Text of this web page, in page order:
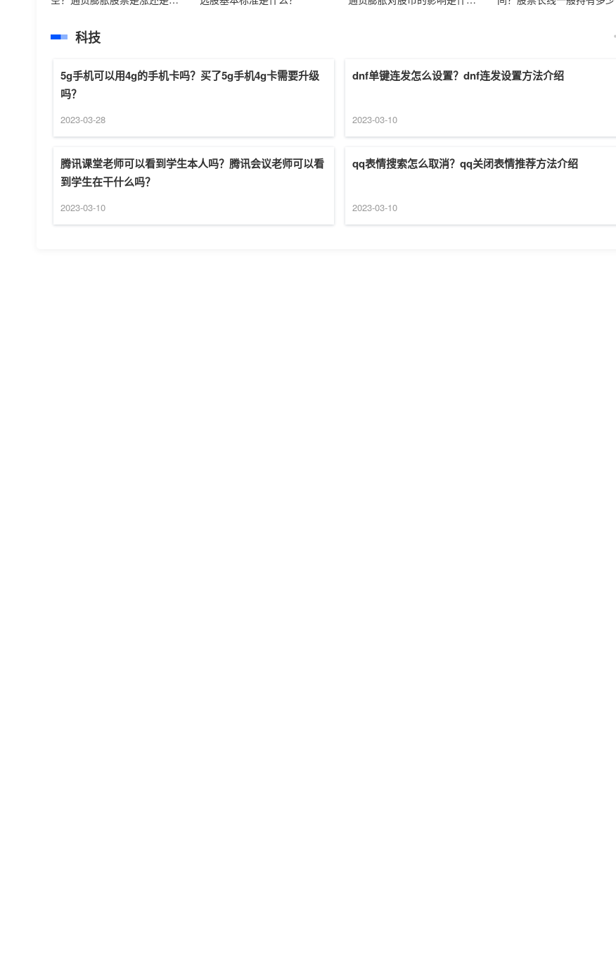
科技
5g手机可以用4g的手机卡吗？买了5g手机4g卡需要升级
吗？
2023-03-28
dnf单键连发怎么设置？dnf连发设置方法介绍
2023-03-10
腾讯课堂老师可以看到学生本人吗？腾讯会议老师可以看
到学生在干什么吗？
2023-03-10
qq表情搜索怎么取消？qq关闭表情推荐方法介绍
2023-03-10